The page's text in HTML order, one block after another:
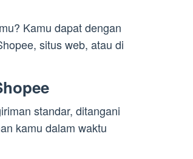
Kamu dapat dengan
situs web, atau di
standar, ditangani
kamu dalam waktu